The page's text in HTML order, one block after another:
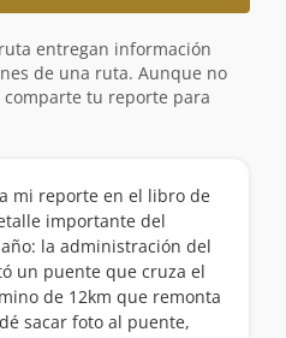
entregan información
de una ruta. Aunque no
tu reporte para
mi reporte en el libro de
importante del
la administración del
un puente que cruza el
de 12km que remonta
sacar foto al puente,